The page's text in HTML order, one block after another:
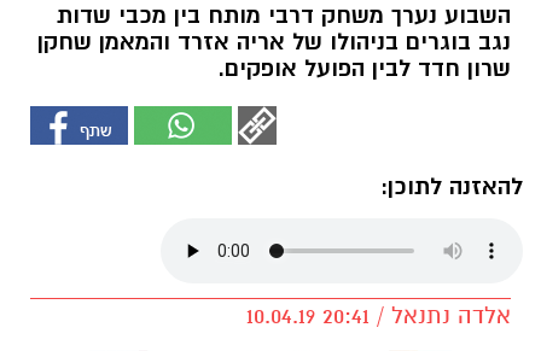
השבוע נערך משחק דרבי מותח בין מכבי שדות
נגב בוגרים בניהולו של אריה אזרד והמאמן שחקן
שרון חדד לבין הפועל אופקים.
להאזנה לתוכן:
אלדה נתנאל / 20:41 10.04.19